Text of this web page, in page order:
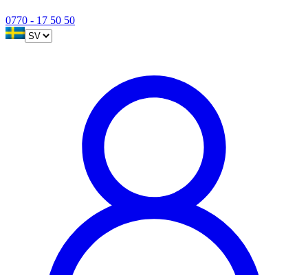
0770 - 17 50 50